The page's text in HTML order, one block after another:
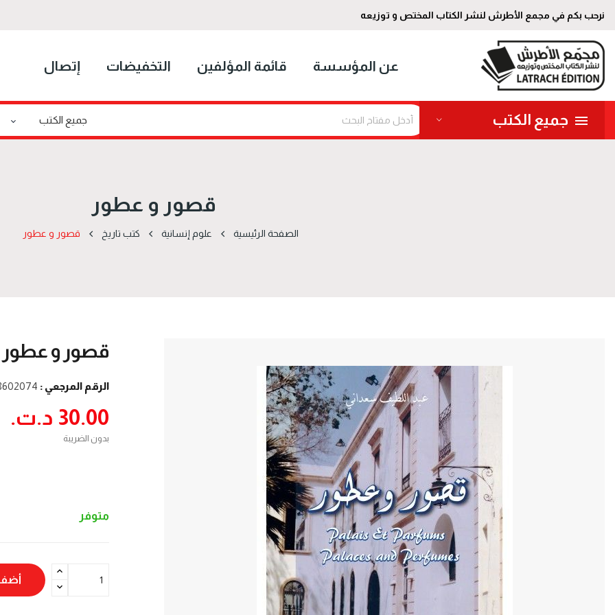
نرحب بكم في مجمع الأطرش لنشر الكتاب المختص و توزيعه
عن المؤسسة قائمة المؤلفين التخفيضات إتصال
جميع الكتب
قصور و عطور
الصفحة الرئيسية علوم إنسانية كتب تاريخ قصور و عطور
قصور و عطور
الرقم المرجعي :
30.00 د.ت.‏
بدون الضريبة
متوفر